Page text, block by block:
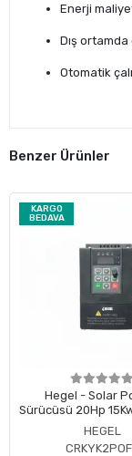
Enerji
Dış ortamda
Otomatik
Benzer Ürünler
KARGO
BEDAVA
Hegel - Solar
Sürücüsü 20Hp
Pv Giriş Max 900V,
Dc 350-900V
HEGEL